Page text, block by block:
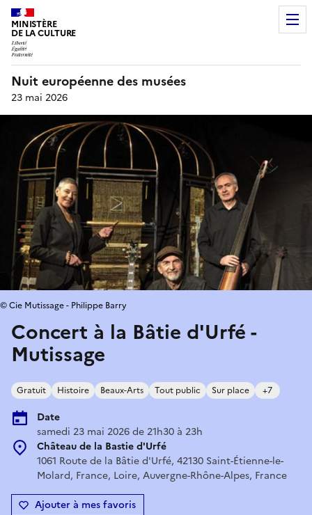
MINISTÈRE
DE LA CULTURE
Nuit européenne des musées
23 mai 2026
Concert à la Bâtie d'Urfé -
Mutissage
Gratuit Histoire Beaux-Arts Tout public Sur place +7
Date
samedi 23 mai 2026 de 21h30 à 23h
Château de la Bastie d'Urfé
1061 Route de la Bâtie d'Urfé, 42130 Saint-Étienne-le-
Molard, France, Loire, Auvergne-Rhône-Alpes, France
Ajouter à mes favoris
© Cie Mutissage - Philippe Barry